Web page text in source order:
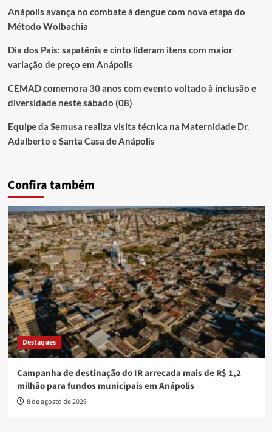
Anápolis avança no combate à dengue com nova etapa do
Método Wolbachia
Dia dos Pais: sapatênis e cinto lideram itens com maior
variação de preço em Anápolis
CEMAD comemora 30 anos com evento voltado à inclusão e
diversidade neste sábado (08)
Equipe da Semusa realiza visita técnica na Maternidade Dr.
Adalberto e Santa Casa de Anápolis
Confira também
Destaques
Campanha de destinação do IR arrecada mais de R$ 1,2
milhão para fundos municipais em Anápolis
8 de agosto de 2026